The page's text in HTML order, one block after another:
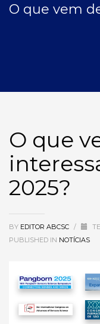
O que vem
O que
2025?
BY EDITOR ABCSC /
PUBLISHED IN NOTÍCIAS